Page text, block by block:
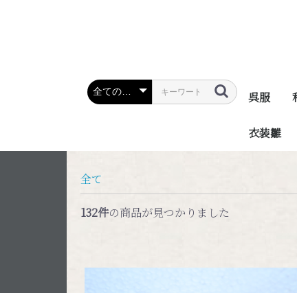
呉服
衣装雛
全て
132件の商品が見つかりました